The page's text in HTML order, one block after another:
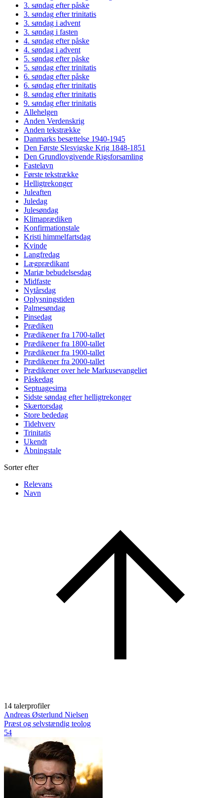
3. søndag efter påske
3. søndag efter trinitatis
3. søndag i advent
3. søndag i fasten
4. søndag efter påske
4. søndag i advent
5. søndag efter påske
5. søndag efter trinitatis
6. søndag efter påske
6. søndag efter trinitatis
8. søndag efter trinitatis
9. søndag efter trinitatis
Allehelgen
Anden Verdenskrig
Anden tekstrække
Danmarks besættelse 1940-1945
Den Første Slesvigske Krig 1848-1851
Den Grundlovgivende Rigsforsamling
Fastelavn
Første tekstrække
Helligtrekonger
Juleaften
Juledag
Julesøndag
Klimaprædiken
Konfirmationstale
Kristi himmelfartsdag
Kvinde
Langfredag
Lægprædikant
Mariæ bebudelsesdag
Midfaste
Nytårsdag
Oplysningstiden
Palmesøndag
Pinsedag
Prædiken
Prædikener fra 1700-tallet
Prædikener fra 1800-tallet
Prædikener fra 1900-tallet
Prædikener fra 2000-tallet
Prædikener over hele Markusevangeliet
Påskedag
Septuagesima
Sidste søndag efter helligtrekonger
Skærtorsdag
Store bededag
Tidehverv
Trinitatis
Ukendt
Åbningstale
Sorter efter
Relevans
Navn
14 talerprofiler
Andreas Østerlund Nielsen
Præst og selvstændig teolog
54